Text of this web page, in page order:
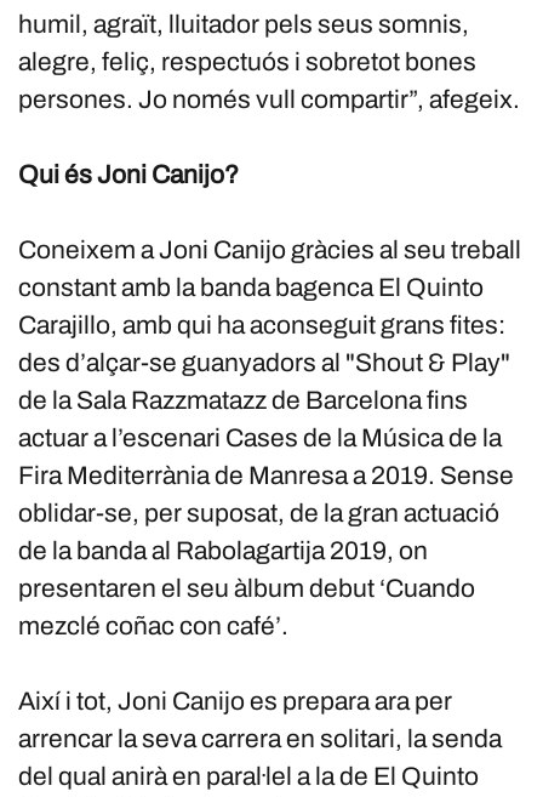
humil, agraït, lluitador pels seus somnis,
alegre, feliç, respectuós i sobretot bones
persones. Jo només vull compartir”, afegeix.
Qui és Joni Canijo?
Coneixem a Joni Canijo gràcies al seu treball
constant amb la banda bagenca El Quinto
Carajillo, amb qui ha aconseguit grans fites:
des d’alçar-se guanyadors al "Shout & Play"
de la Sala Razzmatazz de Barcelona fins
actuar a l’escenari Cases de la Música de la
Fira Mediterrània de Manresa a 2019. Sense
oblidar-se, per suposat, de la gran actuació
de la banda al Rabolagartija 2019, on
presentaren el seu àlbum debut ‘Cuando
mezclé coñac con café’.
Així i tot, Joni Canijo es prepara ara per
arrencar la seva carrera en solitari, la senda
del qual anirà en paral·lel a la de El Quinto